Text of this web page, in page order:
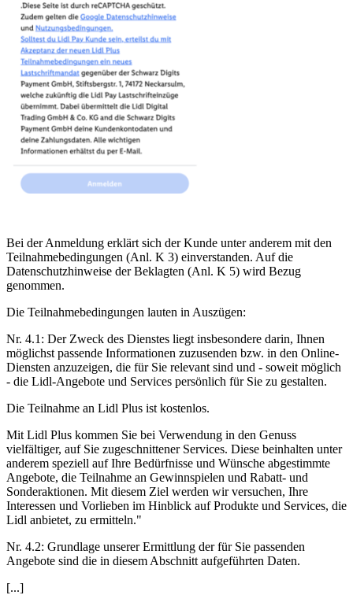
Bei der Anmeldung erklärt sich der Kunde unter anderem mit den
Teilnahmebedingungen (Anl. K 3) einverstanden. Auf die
Datenschutzhinweise der Beklagten (Anl. K 5) wird Bezug
genommen.
Die Teilnahmebedingungen lauten in Auszügen:
Nr. 4.1: Der Zweck des Dienstes liegt insbesondere darin, Ihnen
möglichst passende Informationen zuzusenden bzw. in den Online-
Diensten anzuzeigen, die für Sie relevant sind und - soweit möglich
- die Lidl-Angebote und Services persönlich für Sie zu gestalten.
Die Teilnahme an Lidl Plus ist kostenlos.
Mit Lidl Plus kommen Sie bei Verwendung in den Genuss
vielfältiger, auf Sie zugeschnittener Services. Diese beinhalten unter
anderem speziell auf Ihre Bedürfnisse und Wünsche abgestimmte
Angebote, die Teilnahme an Gewinnspielen und Rabatt- und
Sonderaktionen. Mit diesem Ziel werden wir versuchen, Ihre
Interessen und Vorlieben im Hinblick auf Produkte und Services, die
Lidl anbietet, zu ermitteln."
Nr. 4.2: Grundlage unserer Ermittlung der für Sie passenden
Angebote sind die in diesem Abschnitt aufgeführten Daten.
[...]